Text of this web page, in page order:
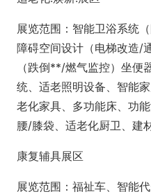
展览范围：智能卫浴系统
障碍空间设计（电梯改造/
（跌倒**/燃气监控）坐便
统、适老照明设备、智能
老化家具、多功能床、功
腰/膝袋、适老化厨卫、建
康复辅具展区
展览范围：福祉车、智能